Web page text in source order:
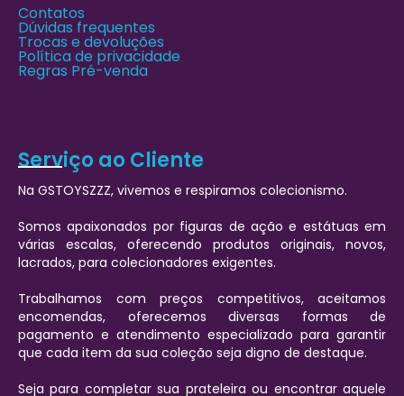
Contatos
Dúvidas frequentes
Trocas e devoluções
Política de privacidade
Regras Pré-venda
Serviço ao Cliente
Na GSTOYSZZZ, vivemos e respiramos colecionismo.
Somos apaixonados por figuras de ação e estátuas em
várias escalas, oferecendo produtos originais, novos,
lacrados, para colecionadores exigentes.
Trabalhamos com preços competitivos, aceitamos
encomendas, oferecemos diversas formas de
pagamento e atendimento especializado para garantir
que cada item da sua coleção seja digno de destaque.
Seja para completar sua prateleira ou encontrar aquele